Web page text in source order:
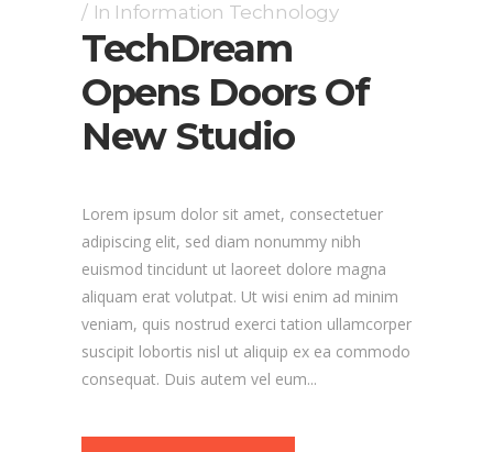
In Information Technology
TechDream
Opens Doors Of
New Studio
Lorem ipsum dolor sit amet, consectetuer
adipiscing elit, sed diam nonummy nibh
euismod tincidunt ut laoreet dolore magna
aliquam erat volutpat. Ut wisi enim ad minim
veniam, quis nostrud exerci tation ullamcorper
suscipit lobortis nisl ut aliquip ex ea commodo
consequat. Duis autem vel eum...